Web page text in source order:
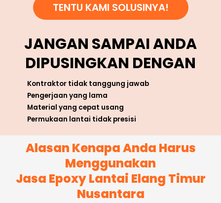
TENTU KAMI SOLUSINYA!
JANGAN SAMPAI ANDA
DIPUSINGKAN DENGAN
Kontraktor tidak tanggung jawab
Pengerjaan yang lama
Material yang cepat usang
Permukaan lantai tidak presisi
Alasan Kenapa Anda Harus
Menggunakan
Jasa Epoxy Lantai Elang Timur
Nusantara